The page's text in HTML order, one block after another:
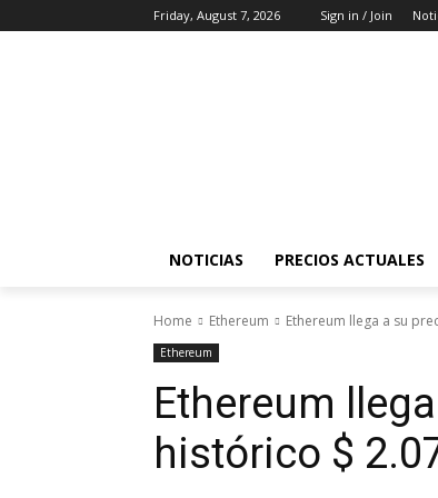
Friday, August 7, 2026 Sign in / Join
NOTICIAS PRECIOS ACTUALES
Home Ethereum Ethereum llega a su
Ethereum
Ethereum
histórico $